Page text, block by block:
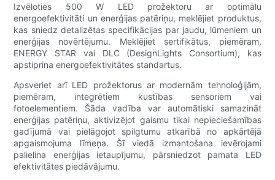
Izvēloties 500 W LED prožektoru ar optimālu
energoefektivitāti un enerģijas patēriņu, meklējiet produktus,
kas sniedz detalizētas specifikācijas par jaudu, lūmeniem un
enerģijas novērtējumu. Meklējiet sertifikātus, piemēram,
ENERGY STAR vai DLC (DesignLights Consortium), kas
apstiprina energoefektivitātes standartus.
Apsveriet arī LED prožektorus ar modernām tehnoloģijām,
piemēram, integrētiem kustības sensoriem vai
fotoelementiem. Šāda vadība var automātiski samazināt
enerģijas patēriņu, aktivizējot gaismu tikai nepieciešamības
gadījumā vai pielāgojot spilgtumu atkarībā no apkārtējā
apgaismojuma līmeņa. Šī viedā izmantošana ievērojami
palielina enerģijas ietaupījumu, pārsniedzot pamata LED
efektivitātes piedāvājumu.